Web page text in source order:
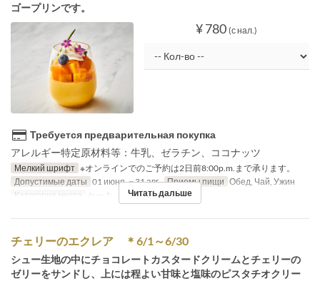
ゴープリンです。
¥ 780 (с нал.)
Требуется предварительная покупка
アレルギー特定原材料等：牛乳、ゼラチン、ココナッツ
Мелкий шрифт ※オンラインでのご予約は2日前8:00p.m.まで承ります。
Допустимые даты 01 июня. ~ 31 авг. Приемы пищи Обед, Чай, Ужин
Категория места
ケーキ Читать дальше
チェリーのエクレア ＊6/1～6/30
シュー生地の中にチョコレートカスタードクリームとチェリーの
ゼリーをサンドし、上には程よい甘味と塩味のピスタチオクリー